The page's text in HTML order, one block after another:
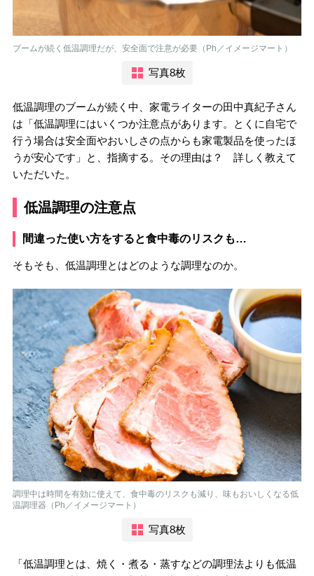
ブームが続く低温調理だが、安全面で注意が必要（Ph／イメージマート）
写真8枚
低温調理のブームが続く中、家電ライターの田中真紀子さん
は「低温調理にはいくつか注意点があります。とくに自宅で
行う場合は安全面やおいしさの点からも家電製品を使ったほ
うが安心です」と、指摘する。その理由は？ 詳しく教えて
いただいた。
低温調理の注意点
間違った使い方をすると食中毒のリスクも…
そもそも、低温調理とはどのような調理なのか。
調理中は時間を有効に使えて、食中毒のリスクも減り、味もおいしくなる低
温調理器（Ph／イメージマート）
写真8枚
「低温調理とは、焼く・煮る・蒸すなどの調理法よりも低温